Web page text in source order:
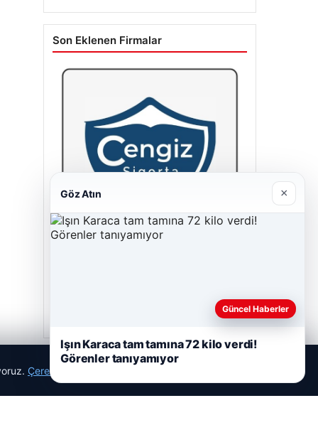
Son Eklenen Firmalar
Çerez Politikamız
Göz Atın ×
Güncel Haberler
Işın Karaca tam tamına 72 kilo verdi!
Görenler tanıyamıyor